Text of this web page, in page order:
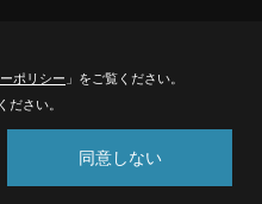
をして傷がつかないように
ポリシー 」をご覧ください。
ださい。
同意しない